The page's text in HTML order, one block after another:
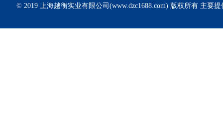
© 2019 上海越衡实业有限公司(www.dzc1688.com) 版权所有 主要提